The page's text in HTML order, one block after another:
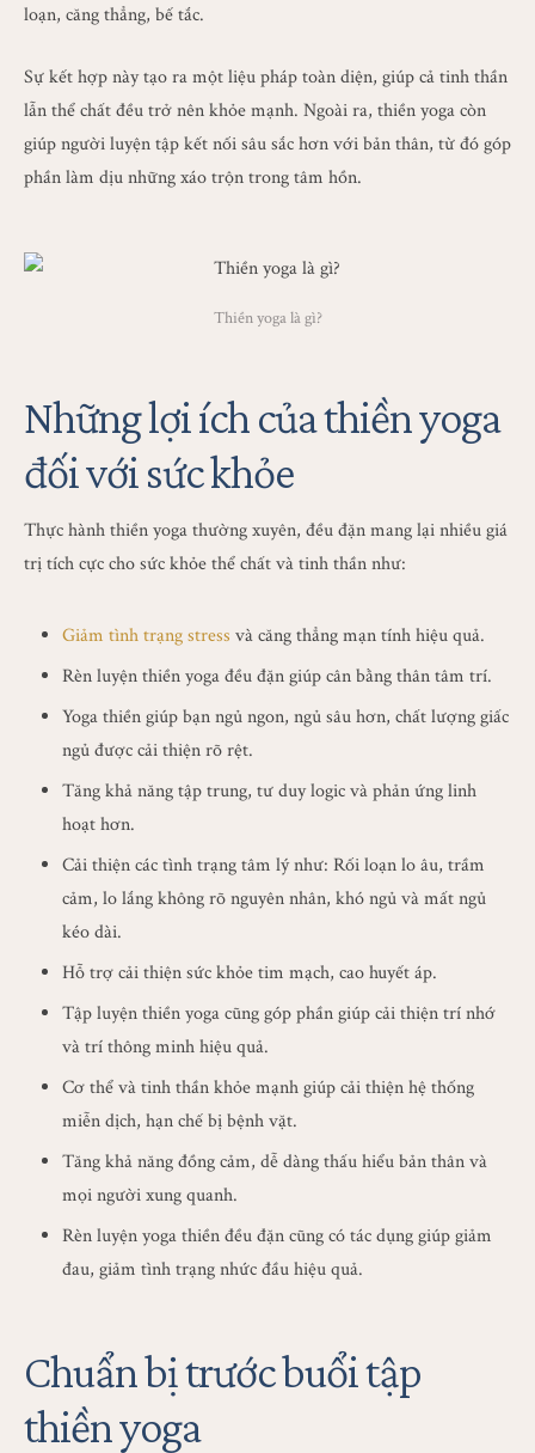
loạn, căng thẳng, bế tắc.
Sự kết hợp này tạo ra một liệu pháp toàn diện, giúp cả tinh thần
lẫn thể chất đều trở nên khỏe mạnh. Ngoài ra, thiền yoga còn
giúp người luyện tập kết nối sâu sắc hơn với bản thân, từ đó góp
phần làm dịu những xáo trộn trong tâm hồn.
Thiền yoga là gì?
Những lợi ích của thiền yoga
đối với sức khỏe
Thực hành thiền yoga thường xuyên, đều đặn mang lại nhiều giá
trị tích cực cho sức khỏe thể chất và tinh thần như:
Giảm tình trạng stress và căng thẳng mạn tính hiệu quả.
Rèn luyện thiền yoga đều đặn giúp cân bằng thân tâm trí.
Yoga thiền giúp bạn ngủ ngon, ngủ sâu hơn, chất lượng giấc
ngủ được cải thiện rõ rệt.
Tăng khả năng tập trung, tư duy logic và phản ứng linh
hoạt hơn.
Cải thiện các tình trạng tâm lý như: Rối loạn lo âu, trầm
cảm, lo lắng không rõ nguyên nhân, khó ngủ và mất ngủ
kéo dài.
Hỗ trợ cải thiện sức khỏe tim mạch, cao huyết áp.
Tập luyện thiền yoga cũng góp phần giúp cải thiện trí nhớ
và trí thông minh hiệu quả.
Cơ thể và tinh thần khỏe mạnh giúp cải thiện hệ thống
miễn dịch, hạn chế bị bệnh vặt.
Tăng khả năng đồng cảm, dễ dàng thấu hiểu bản thân và
mọi người xung quanh.
Rèn luyện yoga thiền đều đặn cũng có tác dụng giúp giảm
đau, giảm tình trạng nhức đầu hiệu quả.
Chuẩn bị trước buổi tập
thiền yoga